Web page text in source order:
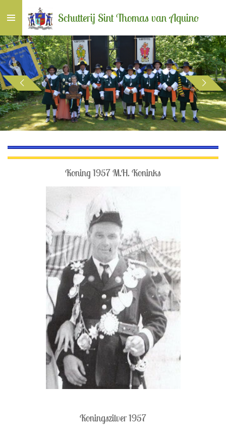
direct
naar
de
hoofdinhoud
Schutterij Sint Thomas van Aquino
Koning 1957 M.H. Koninks
Koningszilver 1957